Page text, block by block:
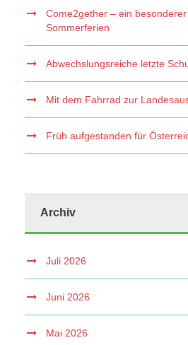
Come2gether – ein
Sommerferien
Abwechslungsreiche letzte
Mit dem Fahrrad zur
Früh aufgestanden für
Archiv
Juli 2026
Juni 2026
Mai 2026